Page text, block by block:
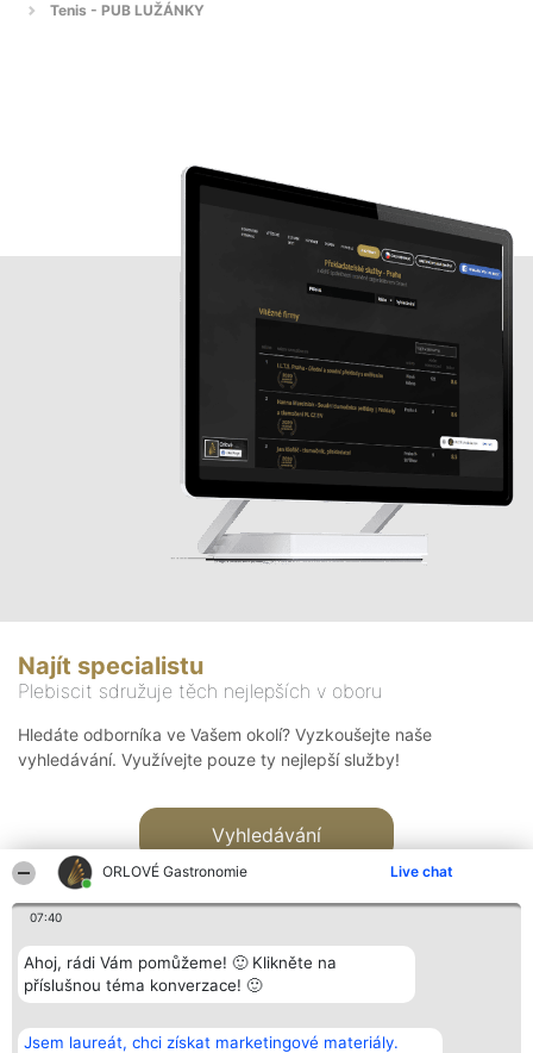
ORLOVÉ Gastronomie Live chat
07:40
Ahoj, rádi Vám pomůžeme! 🙂 Klikněte na
příslušnou téma konverzace! 🙂
Jsem laureát, chci získat marketingové materiály.
Tenis - PUB LUŽÁNKY
Najít specialistu
Plebiscit sdružuje těch nejlepších v oboru
Hledáte odborníka ve Vašem okolí? Vyzkoušejte naše
vyhledávání. Využívejte pouze ty nejlepší služby!
Vyhledávání
Bright Side Solutions sp. z o.
o. sp. k.
Vítězové
Seznam všech
Kontakt